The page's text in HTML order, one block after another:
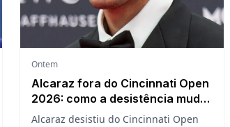
Ontem
Alcaraz fora do Cincinnati Open
2026: como a desistência muda
a chave, o ranking e a defesa do
Alcaraz desistiu do Cincinnati Open